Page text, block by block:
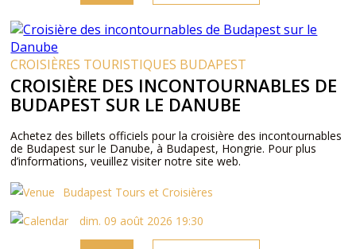
CROISIÈRES TOURISTIQUES BUDAPEST
CROISIÈRE DES INCONTOURNABLES DE
BUDAPEST SUR LE DANUBE
Achetez des billets officiels pour la croisière des incontournables
de Budapest sur le Danube, à Budapest, Hongrie. Pour plus
d’informations, veuillez visiter notre site web.
Budapest Tours et Croisières
dim. 09 août 2026 19:30